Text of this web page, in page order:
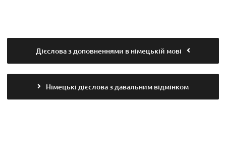
Дієслова з доповненнями в німецькій мові
Німецькі дієслова з давальним відмінком